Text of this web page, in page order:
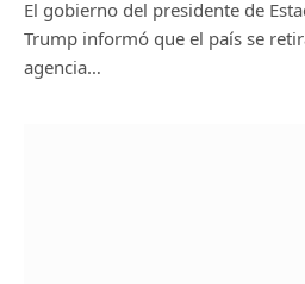
El gobierno del presidente de
Trump informó que el país se
agencia…